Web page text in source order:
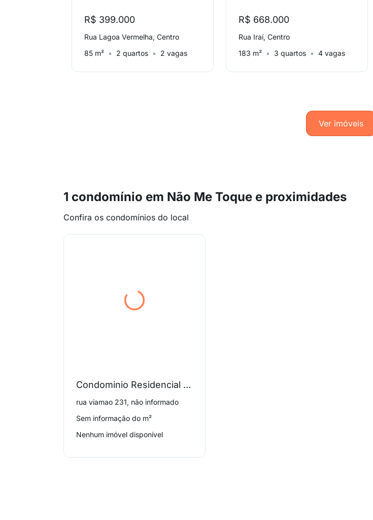
R$ 399.000
Rua Lagoa Vermelha, Centro
85 m²
2 quartos 2 vagas
R$ 668.000
Rua Iraí, Centro
183 m²
3 quartos 4 vagas
Ver imóveis
1 condomínio em Não Me Toque e proximidades
Confira os condomínios do local
Condominio Residencial Dona Emilia
rua viamao 231, não informado
Sem informação do m²
Nenhum imóvel disponível